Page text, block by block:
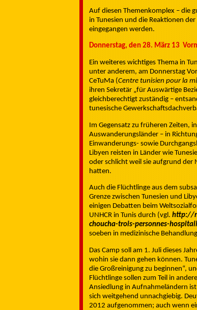
Auf diesen Themenkomplex – die
in Tunesien und die Reaktionen
eingegangen werden.
Donnerstag, den 28. März 13
Ein weiteres wichtiges Thema in
unter anderem, am Donnerstag
CeTuMa (Centre tunisien pour la
ihren Sekretär „für Auswärtige
gleichberechtigt zuständig –
tunesische
Im Gegensatz zu früheren Zeiten,
Auswanderungsländer – in
Einwanderungs- sowie
Libyen reisten in Länder wie
oder schlicht weil sie aufgrund der
hatten.
Auch die Flüchtlinge aus dem
Grenze zwischen Tunesien und
einigen Debatten beim
UNHCR in Tunis durch (vgl. http://
choucha-trois-personnes-
soeben in medizinische
Das Camp soll am 1. Juli dieses
wohin sie dann gehen können.
die Großreinigung zu beginnen“,
Flüchtlinge sollen zum Teil in
Ansiedlung in Aufnahmeländern ist
sich weitgehend unnachgiebig.
2012 aufgenommen; auch wenn